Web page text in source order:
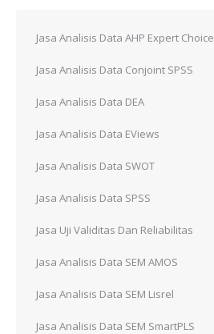
Jasa Analisis Data AHP Expert Choice
Jasa Analisis Data Conjoint SPSS
Jasa Analisis Data DEA
Jasa Analisis Data EViews
Jasa Analisis Data SWOT
Jasa Analisis Data SPSS
Jasa Uji Validitas Dan Reliabilitas
Jasa Analisis Data SEM AMOS
Jasa Analisis Data SEM Lisrel
Jasa Analisis Data SEM SmartPLS